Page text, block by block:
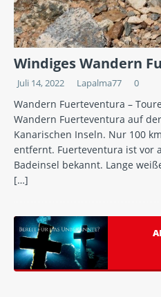
Windiges Wandern
Juli 14, 2022 Lapalma77 0
Wandern Fuerteventura –
Wandern Fuerteventura auf
Kanarischen Inseln. Nur 100
entfernt. Fuerteventura ist vor
Badeinsel bekannt. Lange
[…]